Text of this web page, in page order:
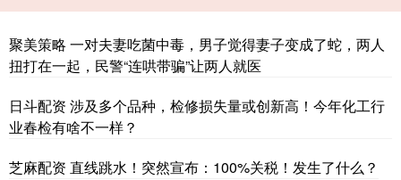
聚美策略 一对夫妻吃菌中毒，男子觉得妻子变成了蛇，两人
扭打在一起，民警“连哄带骗”让两人就医
日斗配资 涉及多个品种，检修损失量或创新高！今年化工行
业春检有啥不一样？
芝麻配资 直线跳水！突然宣布：100%关税！发生了什么？